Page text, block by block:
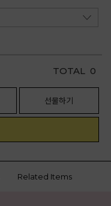
TOTAL 0
선물하기
Related Items